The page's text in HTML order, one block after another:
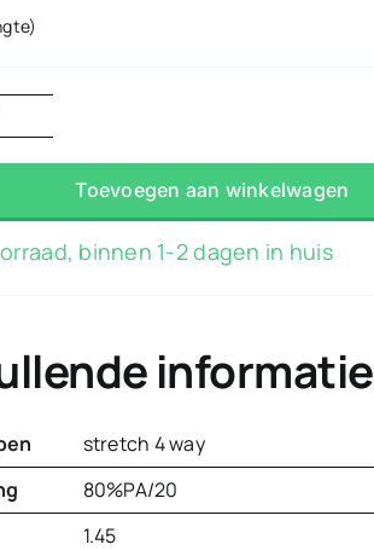
Toevoegen aan winkelwagen
binnen 1-2 dagen in huis
informatie
stretch 4 way
80%PA/20
1.45